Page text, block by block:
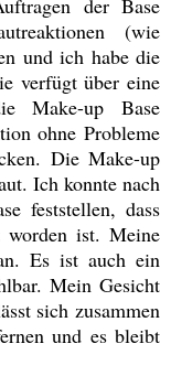
der Base
(wie
und ich habe die
verfügt über eine
Make-up Base
ohne Probleme
Die Make-up
Ich konnte nach
feststellen, dass
worden ist. Meine
Es ist auch ein
Mein Gesicht
sich zusammen
und es bleibt